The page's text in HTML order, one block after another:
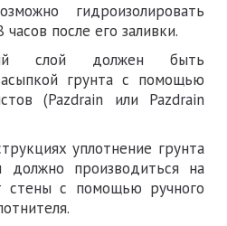
гидроизолировать
после его заливки.
слой должен быть
грунта с помощью
(Pazdrain или Pazdrain
уплотнение грунта
должно производиться на
стены с помощью ручного